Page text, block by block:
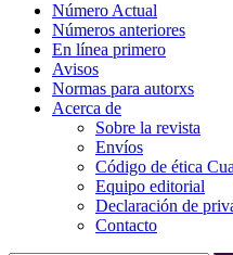
Número Actual
Números anteriores
En línea primero
Avisos
Normas para autorxs
Acerca de
Sobre la revista
Envíos
Código de ética
Equipo editorial
Declaración de
Contacto